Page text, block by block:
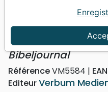
Bibeljournal
RéférenceVM5584 EAN
EditeurVerbum